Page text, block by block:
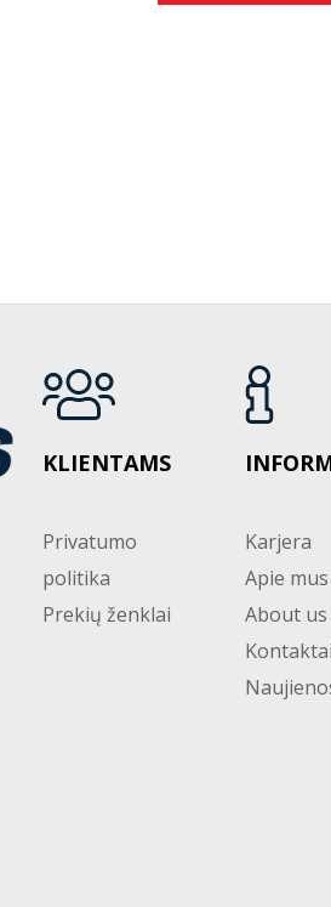
KLIENTAMS
Privatumo
politika
Prekių ženklai
Karjera
Apie mus
About us
Kontaktai